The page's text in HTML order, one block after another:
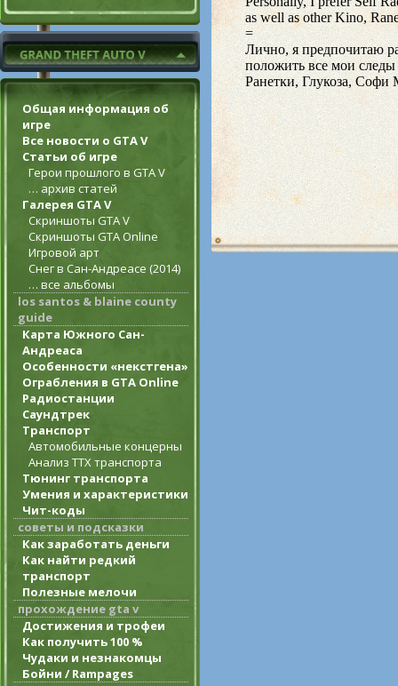
Общая информация об
игре
Все новости о GTA V
Статьи об игре
Герои прошлого в GTA V
… архив статей
Галерея GTA V
Скриншоты GTA V
Скриншоты GTA Online
Игровой арт
Снег в Сан-Андреасе (2014)
… все альбомы
los santos & blaine county
guide
Карта Южного Сан-
Андреаса
Особенности «некстгена»
Ограбления в GTA Online
Радиостанции
Саундтрек
Транспорт
Автомобильные концерны
Анализ ТТХ транспорта
Тюнинг транспорта
Умения и характеристики
Чит-коды
советы и подсказки
Как заработать деньги
Как найти редкий
транспорт
Полезные мелочи
прохождение gta v
Достижения и трофеи
Как получить 100 %
Чудаки и незнакомцы
Бойни / Rampages